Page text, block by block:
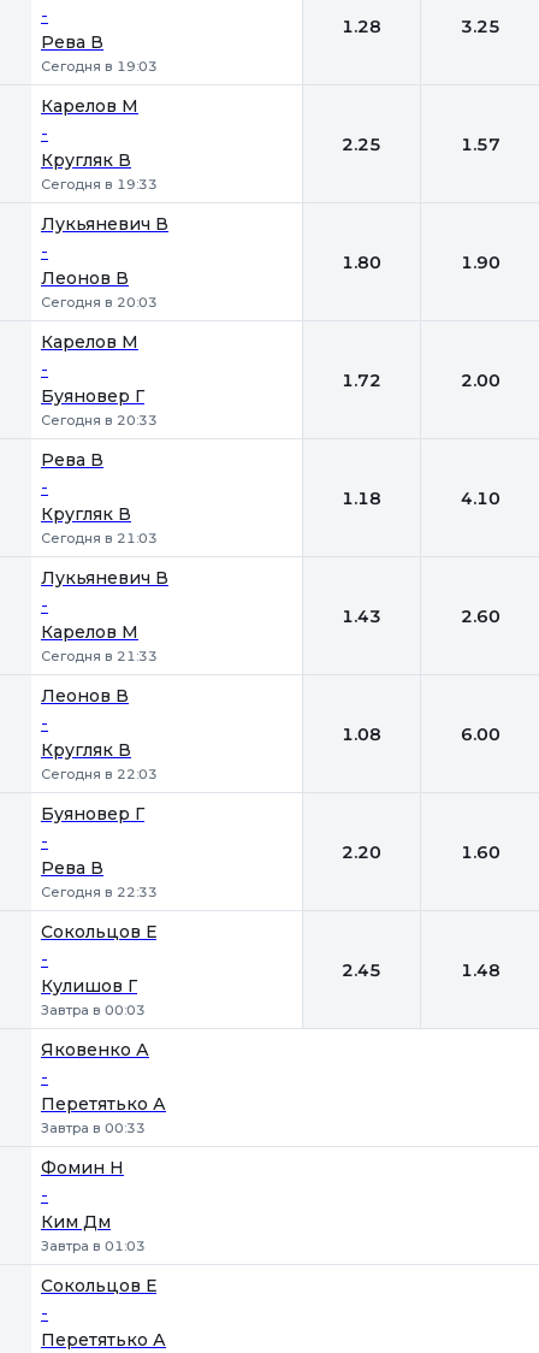
-
Рева В
Сегодня в 19:03
1.28 3.25
Карелов М
-
Кругляк В
Сегодня в 19:33
2.25 1.57
Лукьяневич В
-
Леонов В
Сегодня в 20:03
1.80 1.90
Карелов М
-
Буяновер Г
Сегодня в 20:33
1.72 2.00
Рева В
-
Кругляк В
Сегодня в 21:03
1.18 4.10
Лукьяневич В
-
Карелов М
Сегодня в 21:33
1.43 2.60
Леонов В
-
Кругляк В
Сегодня в 22:03
1.08 6.00
Буяновер Г
-
Рева В
Сегодня в 22:33
2.20 1.60
Сокольцов Е
-
Кулишов Г
Завтра в 00:03
2.45 1.48
Яковенко А
-
Перетятько А
Завтра в 00:33
Фомин Н
-
Ким Дм
Завтра в 01:03
Сокольцов Е
-
Перетятько А